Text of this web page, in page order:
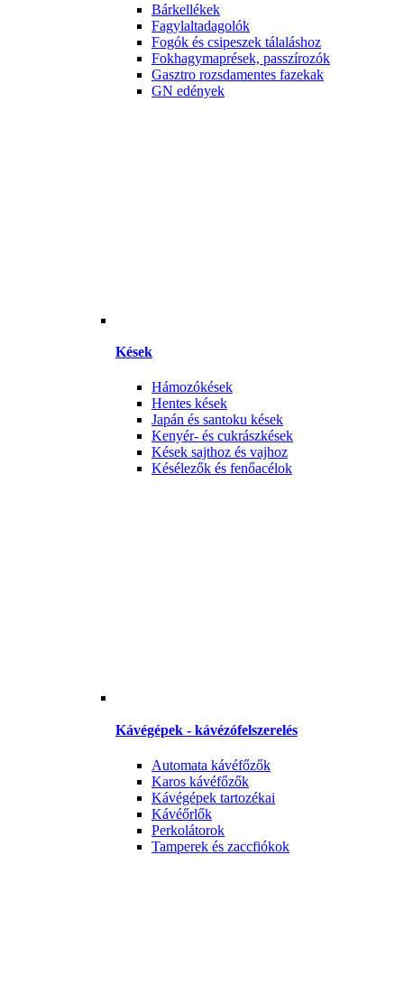
Bárkellékek
Fagylaltadagolók
Fogók és csipeszek tálaláshoz
Fokhagymaprések, passzírozók
Gasztro rozsdamentes fazekak
GN edények
Kések
Hámozókések
Hentes kések
Japán és santoku kések
Kenyér- és cukrászkések
Kések sajthoz és vajhoz
Késélezők és fenőacélok
Kávégépek - kávézófelszerelés
Automata kávéfőzők
Karos kávéfőzők
Kávégépek tartozékai
Kávéőrlők
Perkolátorok
Tamperek és zaccfiókok